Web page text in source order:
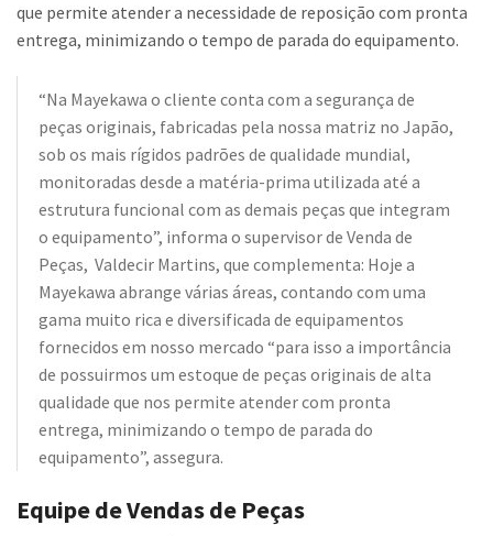
que permite atender a necessidade de reposição com pronta
entrega, minimizando o tempo de parada do equipamento.
“Na Mayekawa o cliente conta com a segurança de
peças originais, fabricadas pela nossa matriz no Japão,
sob os mais rígidos padrões de qualidade mundial,
monitoradas desde a matéria-prima utilizada até a
estrutura funcional com as demais peças que integram
o equipamento”, informa o supervisor de Venda de
Peças, Valdecir Martins, que complementa: Hoje a
Mayekawa abrange várias áreas, contando com uma
gama muito rica e diversificada de equipamentos
fornecidos em nosso mercado “para isso a importância
de possuirmos um estoque de peças originais de alta
qualidade que nos permite atender com pronta
entrega, minimizando o tempo de parada do
equipamento”, assegura.
Equipe de Vendas de Peças